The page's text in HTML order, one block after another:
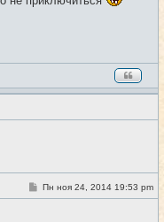
#18
С
о
Пн ноя 24, 2014 19:53 pm